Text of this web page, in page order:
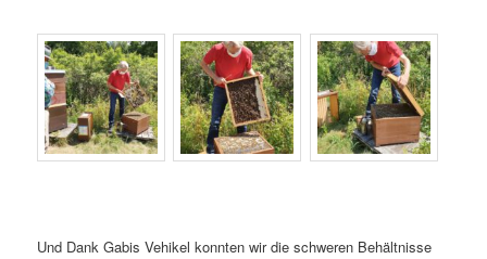
Und Dank Gabis Vehikel konnten wir die schweren Behältnisse